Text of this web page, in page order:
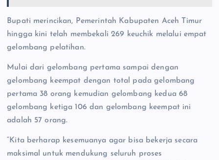
Bupati merincikan, Pemerintah Kabupaten Aceh Timur
hingga kini telah membekali 269 keuchik melalui empat
gelombang pelatihan.
Mulai dari gelombang pertama sampai dengan
gelombang keempat dengan total pada gelombang
pertama 38 orang kemudian gelombang kedua 68
gelombang ketiga 106 dan gelombang keempat ini
adalah 57 orang.
“Kita berharap kesemuanya agar bisa bekerja secara
maksimal untuk mendukung seluruh proses